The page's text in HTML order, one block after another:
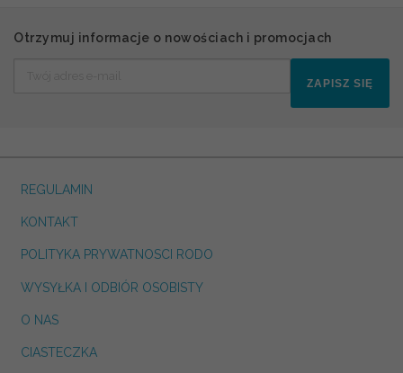
Otrzymuj informacje o nowościach i promocjach
ZAPISZ SIĘ
REGULAMIN
KONTAKT
POLITYKA PRYWATNOSCI RODO
WYSYŁKA I ODBIÓR OSOBISTY
O NAS
CIASTECZKA